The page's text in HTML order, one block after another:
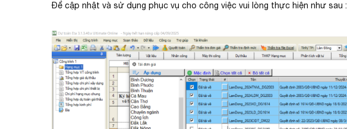
Để cập nhật và sử dụng phục vụ cho công việc vui lòng thực hiện như sau :